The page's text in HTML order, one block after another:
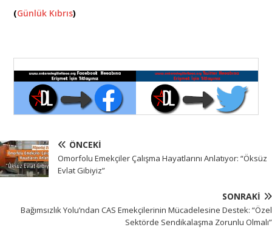
(Günlük Kıbrıs)
ÖNCEKI
Omorfolu Emekçiler Çalışma Hayatlarını Anlatıyor: “Öksüz
Evlat Gibiyiz”
SONRAKI
Bağımsızlık Yolu’ndan CAS Emekçilerinin Mücadelesine Destek: “Özel
Sektörde Sendikalaşma Zorunlu Olmalı”